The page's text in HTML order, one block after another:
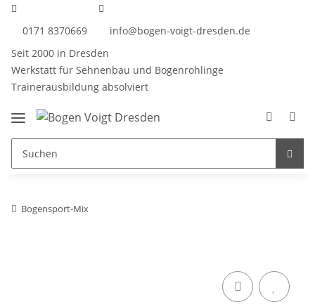
0171 8370669
info@bogen-voigt-dresden.de
Seit 2000 in Dresden
Werkstatt für Sehnenbau und Bogenrohlinge
Trainerausbildung absolviert
Bogensport-Mix